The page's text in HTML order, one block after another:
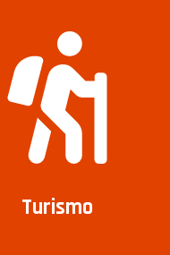
Turismo